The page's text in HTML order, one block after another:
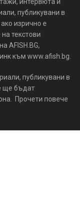
публикувани в
ако изрично е
текстови
AFISH.BG,
към www.afish.bg.
публикувани в
ще бъдат
Прочети повече